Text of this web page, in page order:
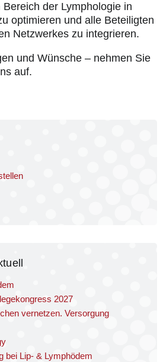
der Lymphologie in
optimieren und alle Beteiligten
Netzwerkes zu integrieren.
und Wünsche – nehmen Sie
auf.
2027
vernetzen. Versorgung
bei Lip- & Lymphödem